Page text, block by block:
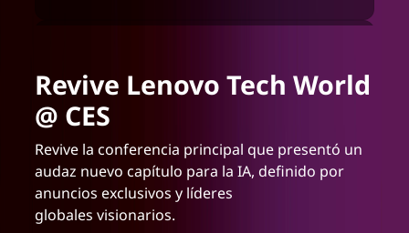
Clausura 1:51:48
Revive Lenovo Tech World
@ CES
Revive la conferencia principal que presentó un
audaz nuevo capítulo para la IA, definido por
anuncios exclusivos y líderes
globales visionarios.